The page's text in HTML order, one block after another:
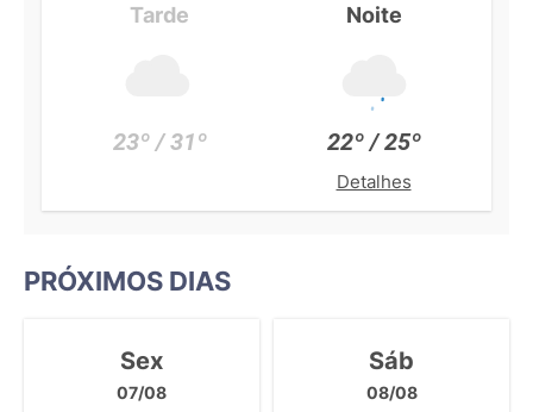
Tarde
23º / 31º
Noite
22º / 25º
Detalhes
PRÓXIMOS DIAS
Sex
07/08
Sáb
08/08